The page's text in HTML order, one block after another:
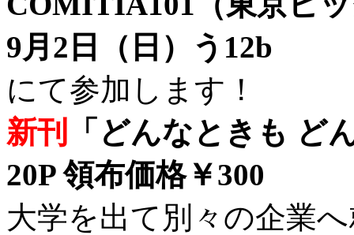
9月2日（日）う12b
にて参加します！
新刊
「どんなときも ど
20P 領布価格￥300
大学を出て別々の企業